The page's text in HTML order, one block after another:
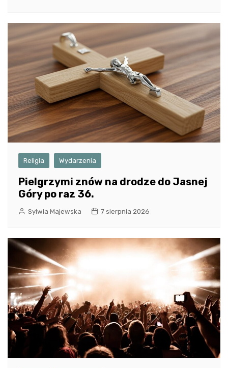
Religia Wydarzenia
Pielgrzymi znów na drodze do Jasnej
Góry po raz 36.
Sylwia Majewska 7 sierpnia 2026